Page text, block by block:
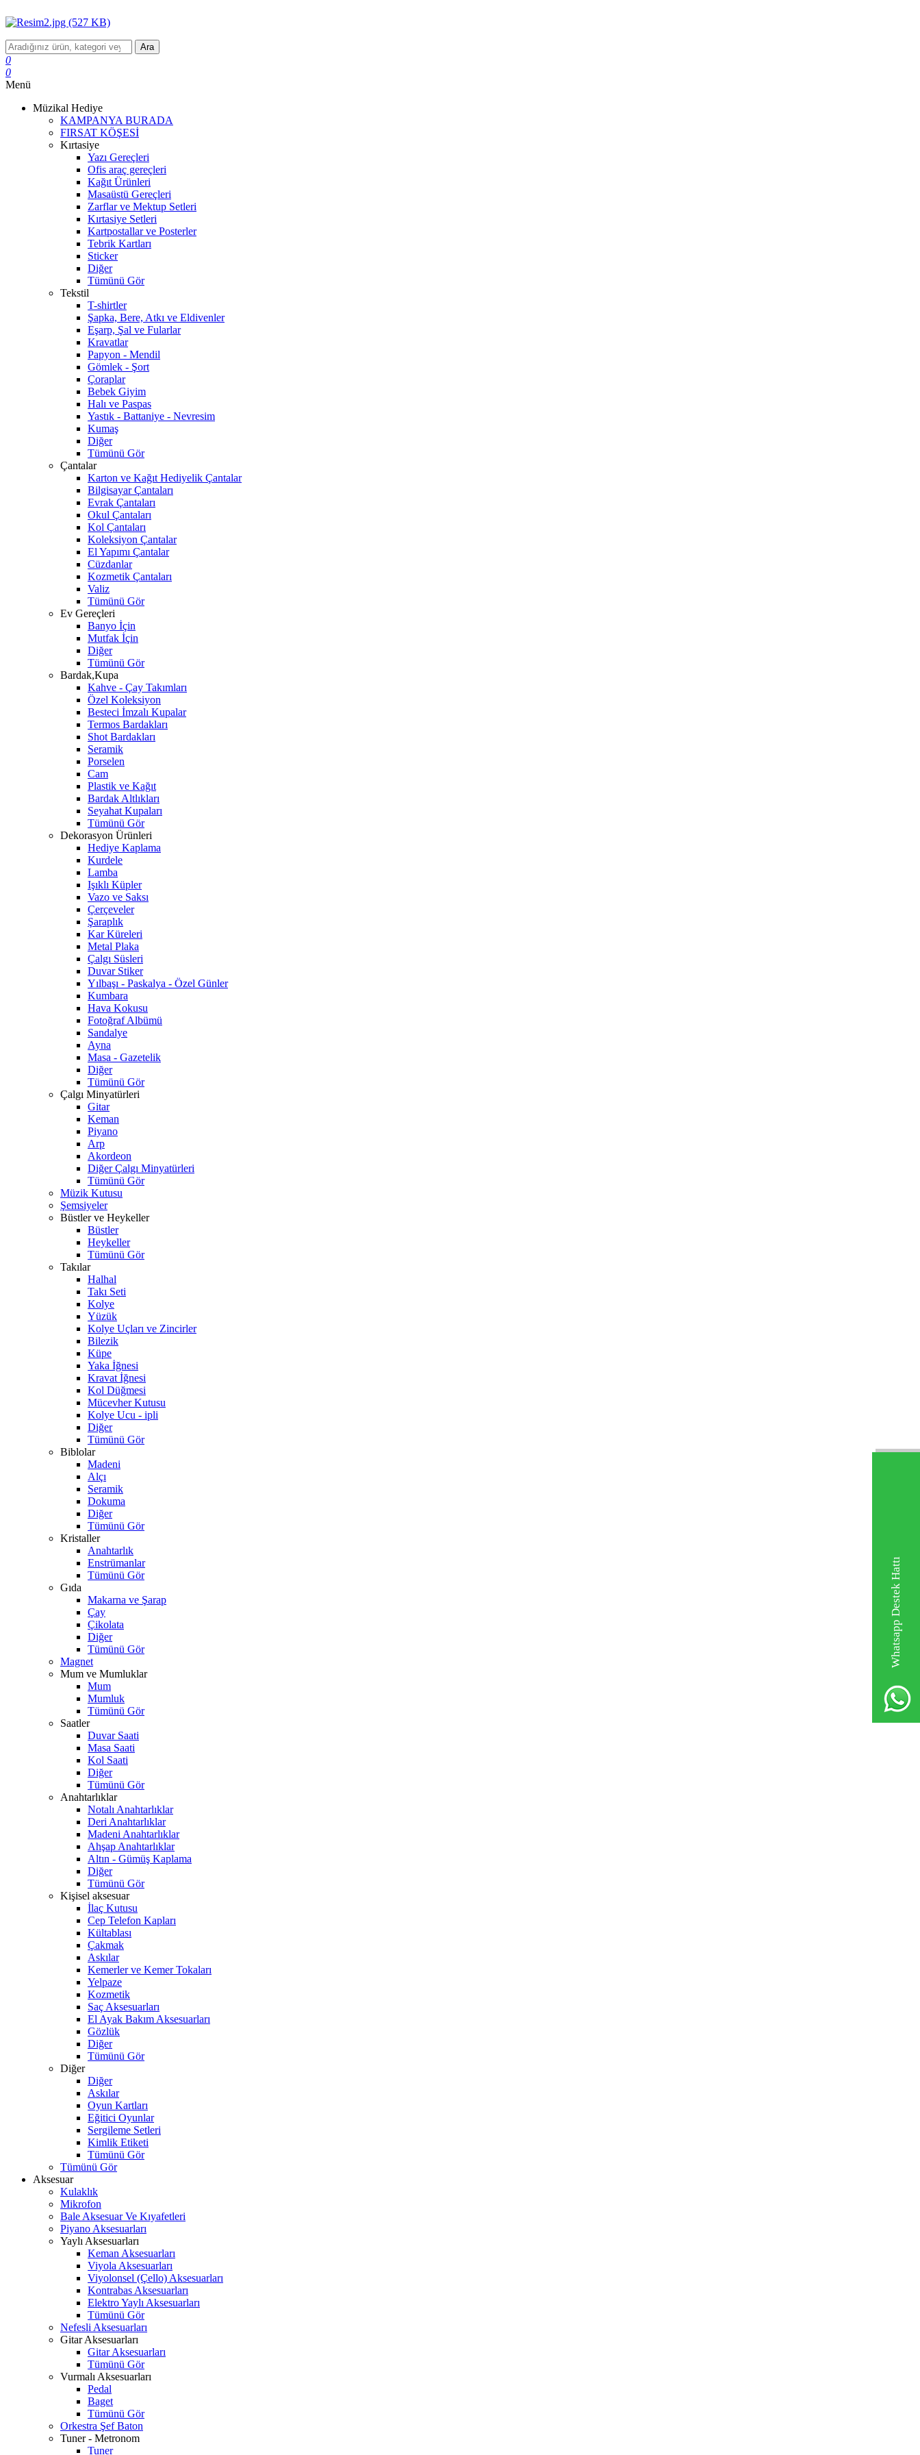
Whatsapp Destek Hattı
Ara
0
0
Menü
Müzikal Hediye
KAMPANYA BURADA
FIRSAT KÖŞESİ
Kırtasiye
Yazı Gereçleri
Ofis araç gereçleri
Kağıt Ürünleri
Masaüstü Gereçleri
Zarflar ve Mektup Setleri
Kırtasiye Setleri
Kartpostallar ve Posterler
Tebrik Kartları
Sticker
Diğer
Tümünü Gör
Tekstil
T-shirtler
Şapka, Bere, Atkı ve Eldivenler
Eşarp, Şal ve Fularlar
Kravatlar
Papyon - Mendil
Gömlek - Şort
Çoraplar
Bebek Giyim
Halı ve Paspas
Yastık - Battaniye - Nevresim
Kumaş
Diğer
Tümünü Gör
Çantalar
Karton ve Kağıt Hediyelik Çantalar
Bilgisayar Çantaları
Evrak Çantaları
Okul Çantaları
Kol Çantaları
Koleksiyon Çantalar
El Yapımı Çantalar
Cüzdanlar
Kozmetik Çantaları
Valiz
Tümünü Gör
Ev Gereçleri
Banyo İçin
Mutfak İçin
Diğer
Tümünü Gör
Bardak,Kupa
Kahve - Çay Takımları
Özel Koleksiyon
Besteci İmzalı Kupalar
Termos Bardakları
Shot Bardakları
Seramik
Porselen
Cam
Plastik ve Kağıt
Bardak Altlıkları
Seyahat Kupaları
Tümünü Gör
Dekorasyon Ürünleri
Hediye Kaplama
Kurdele
Lamba
Işıklı Küpler
Vazo ve Saksı
Çerçeveler
Şaraplık
Kar Küreleri
Metal Plaka
Çalgı Süsleri
Duvar Stiker
Yılbaşı - Paskalya - Özel Günler
Kumbara
Hava Kokusu
Fotoğraf Albümü
Sandalye
Ayna
Masa - Gazetelik
Diğer
Tümünü Gör
Çalgı Minyatürleri
Gitar
Keman
Piyano
Arp
Akordeon
Diğer Çalgı Minyatürleri
Tümünü Gör
Müzik Kutusu
Şemsiyeler
Büstler ve Heykeller
Büstler
Heykeller
Tümünü Gör
Takılar
Halhal
Takı Seti
Kolye
Yüzük
Kolye Uçları ve Zincirler
Bilezik
Küpe
Yaka İğnesi
Kravat İğnesi
Kol Düğmesi
Mücevher Kutusu
Kolye Ucu - ipli
Diğer
Tümünü Gör
Biblolar
Madeni
Alçı
Seramik
Dokuma
Diğer
Tümünü Gör
Kristaller
Anahtarlık
Enstrümanlar
Tümünü Gör
Gıda
Makarna ve Şarap
Çay
Çikolata
Diğer
Tümünü Gör
Magnet
Mum ve Mumluklar
Mum
Mumluk
Tümünü Gör
Saatler
Duvar Saati
Masa Saati
Kol Saati
Diğer
Tümünü Gör
Anahtarlıklar
Notalı Anahtarlıklar
Deri Anahtarlıklar
Madeni Anahtarlıklar
Ahşap Anahtarlıklar
Altın - Gümüş Kaplama
Diğer
Tümünü Gör
Kişisel aksesuar
İlaç Kutusu
Cep Telefon Kapları
Kültablası
Çakmak
Askılar
Kemerler ve Kemer Tokaları
Yelpaze
Kozmetik
Saç Aksesuarları
El Ayak Bakım Aksesuarları
Gözlük
Diğer
Tümünü Gör
Diğer
Diğer
Askılar
Oyun Kartları
Eğitici Oyunlar
Sergileme Setleri
Kimlik Etiketi
Tümünü Gör
Tümünü Gör
Aksesuar
Kulaklık
Mikrofon
Bale Aksesuar Ve Kıyafetleri
Piyano Aksesuarları
Yaylı Aksesuarları
Keman Aksesuarları
Viyola Aksesuarları
Viyolonsel (Çello) Aksesuarları
Kontrabas Aksesuarları
Elektro Yaylı Aksesuarları
Tümünü Gör
Nefesli Aksesuarları
Gitar Aksesuarları
Gitar Aksesuarları
Tümünü Gör
Vurmalı Aksesuarları
Pedal
Baget
Tümünü Gör
Orkestra Şef Baton
Tuner - Metronom
Tuner